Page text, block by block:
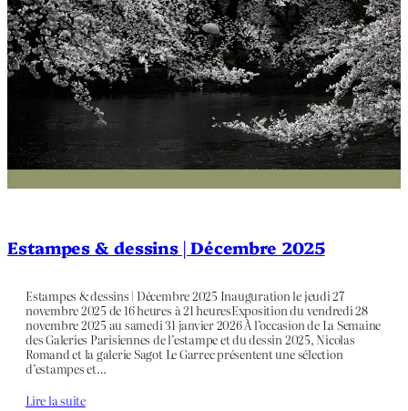
Estampes & dessins | Décembre 2025
Estampes & dessins | Décembre 2025 Inauguration le jeudi 27
novembre 2025 de 16 heures à 21 heuresExposition du vendredi 28
novembre 2025 au samedi 31 janvier 2026 À l’occasion de La Semaine
des Galeries Parisiennes de l’estampe et du dessin 2025, Nicolas
Romand et la galerie Sagot Le Garrec présentent une sélection
d’estampes et…
Lire la suite